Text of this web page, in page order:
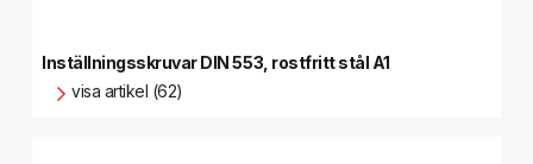
Inställningsskruvar DIN 553, rostfritt stål A1
visa artikel (62)